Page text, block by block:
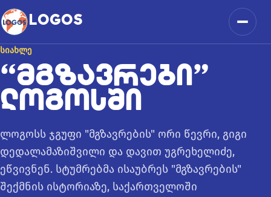
კონტენტზე გადასვლა
LOGOS
ᲡᲘᲐᲮᲚᲔ
“ᲛᲒᲖᲐᲕᲠᲔᲑᲘ”
ᲚᲝᲒᲝᲡᲨᲘ
ლოგოსს ჯგუფი "მგზავრების" ორი წევრი, გიგი
დედალამაზიშვილი და დავით უგრეხელიძე,
ეწვივნენ. სტუმრებმა ისაუბრეს "მგზავრების"
შექმნის ისტორიაზე, საქართველოში